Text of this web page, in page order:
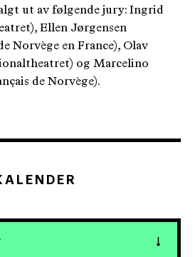
ut av følgende jury: Ingrid
Ellen Jørgensen
Norvège en France), Olav
og Marcelino
de Norvège).